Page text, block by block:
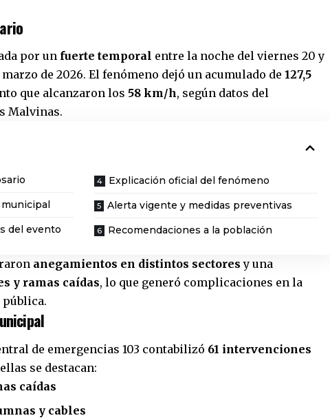
por un fuerte temporal entre la noche del viernes 20 y
de 2026. El fenómeno dejó un acumulado de 127,5
que alcanzaron los 58 km/h, según datos del
Malvinas.
del evento
Explicación oficial del fenómeno
Alerta vigente y medidas preventivas
Recomendaciones a la población
anegamientos en distintos sectores y una
y ramas caídas, lo que generó complicaciones en la
de emergencias 103 contabilizó 61 intervenciones
se destacan:
caídas
y cables